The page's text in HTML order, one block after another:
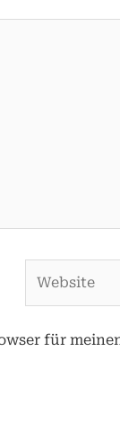
für